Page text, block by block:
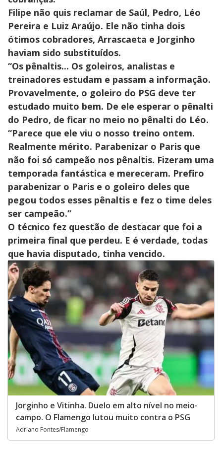
Filipe não quis reclamar de Saúl, Pedro, Léo
Pereira e Luiz Araújo. Ele não tinha dois
ótimos cobradores, Arrascaeta e Jorginho
haviam sido substituídos.
“Os pênaltis... Os goleiros, analistas e
treinadores estudam e passam a informação.
Provavelmente, o goleiro do PSG deve ter
estudado muito bem. De ele esperar o pênalti
do Pedro, de ficar no meio no pênalti do Léo.
“Parece que ele viu o nosso treino ontem.
Realmente mérito. Parabenizar o Paris que
não foi só campeão nos pênaltis. Fizeram uma
temporada fantástica e mereceram. Prefiro
parabenizar o Paris e o goleiro deles que
pegou todos esses pênaltis e fez o time deles
ser campeão.”
O técnico fez questão de destacar que foi a
primeira final que perdeu. E é verdade, todas
que havia disputado, tinha vencido.
Jorginho e Vitinha. Duelo em alto nível no meio-
campo. O Flamengo lutou muito contra o PSG
Adriano Fontes/Flamengo